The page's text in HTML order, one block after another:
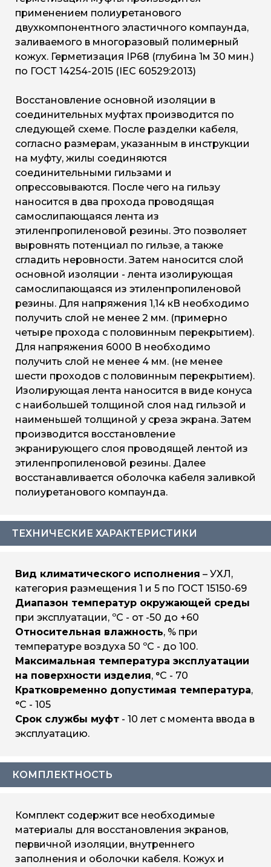
применением полиуретанового
двухкомпонентного эластичного компаунда,
заливаемого в многоразовый полимерный
кожух. Герметизация IP68 (глубина 1м 30 мин.)
по ГОСТ 14254-2015 (IEC 60529:2013)
Восстановление основной изоляции в
соединительных муфтах производится по
следующей схеме. После разделки кабеля,
согласно размерам, указанным в инструкции
на муфту, жилы соединяются
соединительными гильзами и
опрессовываются. После чего на гильзу
наносится в два прохода проводящая
самослипающаяся лента из
этиленпропиленовой резины. Это позволяет
выровнять потенциал по гильзе, а также
сгладить неровности. Затем наносится слой
основной изоляции - лента изолирующая
самослипающаяся из этиленпропиленовой
резины. Для напряжения 1,14 кВ необходимо
получить слой не менее 2 мм. (примерно
четыре прохода с половинным перекрытием).
Для напряжения 6000 В необходимо
получить слой не менее 4 мм. (не менее
шести проходов с половинным перекрытием).
Изолирующая лента наносится в виде конуса
с наибольшей толщиной слоя над гильзой и
наименьшей толщиной у среза экрана. Затем
производится восстановление
экранирующего слоя проводящей лентой из
этиленпропиленовой резины. Далее
восстанавливается оболочка кабеля заливкой
полиуретанового компаунда.
ТЕХНИЧЕСКИЕ ХАРАКТЕРИСТИКИ
Вид климатического исполнения – УХЛ,
категория размещения 1 и 5 по ГОСТ 15150-69
Диапазон температур окружающей среды
при эксплуатации, ºС - от -50 до +60
Относительная влажность, % при
температуре воздуха 50 ºС - до 100.
Максимальная температура эксплуатации
на поверхности изделия, °С - 70
Кратковременно допустимая температура,
°С - 105
Срок службы муфт - 10 лет с момента ввода в
эксплуатацию.
КОМПЛЕКТНОСТЬ
Комплект содержит все необходимые
материалы для восстановления экранов,
первичной изоляции, внутреннего
заполнения и оболочки кабеля. Кожух и